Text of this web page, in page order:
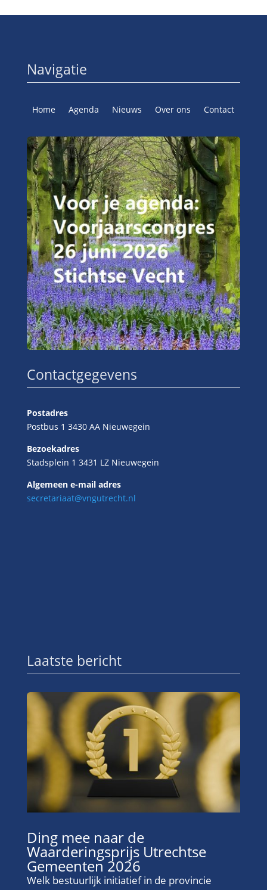
Navigatie
Home Agenda Nieuws Over ons Contact
Contactgegevens
Postadres
Postbus 1 3430 AA Nieuwegein
Bezoekadres
Stadsplein 1 3431 LZ Nieuwegein
Algemeen e-mail adres
secretariaat@vngutrecht.nl
Laatste bericht
Ding mee naar de
Waarderingsprijs Utrechtse
Gemeenten 2026
Welk bestuurlijk initiatief in de provincie